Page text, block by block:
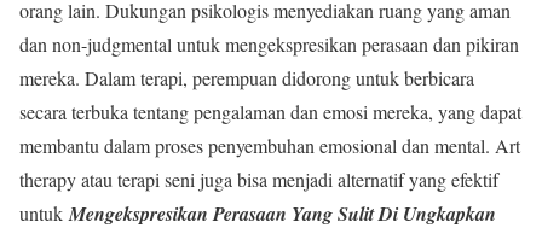
orang lain. Dukungan psikologis menyediakan ruang yang aman
dan non-judgmental untuk mengekspresikan perasaan dan pikiran
mereka. Dalam terapi, perempuan didorong untuk berbicara
secara terbuka tentang pengalaman dan emosi mereka, yang dapat
membantu dalam proses penyembuhan emosional dan mental. Art
therapy atau terapi seni juga bisa menjadi alternatif yang efektif
untuk Mengekspresikan Perasaan Yang Sulit Di Ungkapkan